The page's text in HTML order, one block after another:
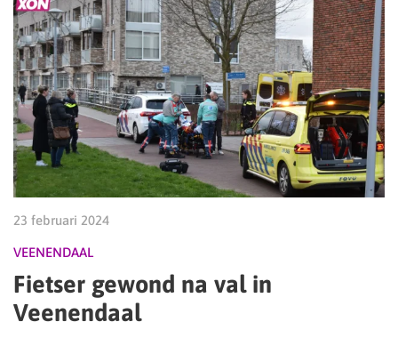
23 februari 2024
VEENENDAAL
Fietser gewond na val in
Veenendaal